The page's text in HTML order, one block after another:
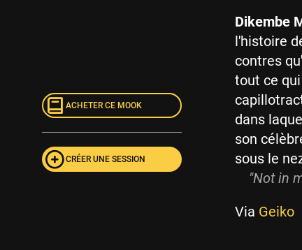
Dikembe
l'histoire
contres
tout ce
dans
son
sous le
"Not in
Via Geiko
ACHETER CE MOOK
CRÉER UNE SESSION